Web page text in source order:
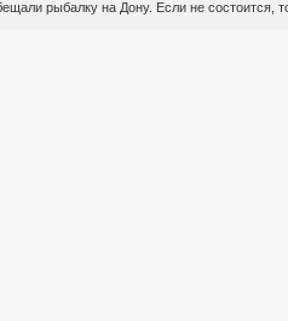
рыбалку на Дону. Если не состоится,